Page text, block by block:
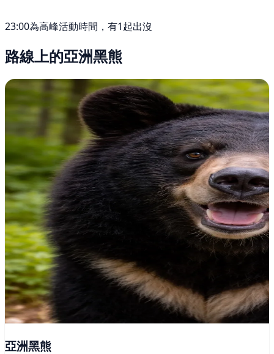
23:00為高峰活動時間，有1起出沒
路線上的亞洲黑熊
亞洲黑熊